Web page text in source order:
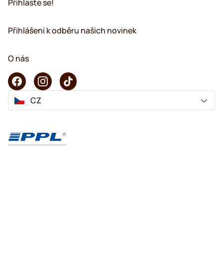
Přihlaste se!
Přihlášení k odběru našich novinek
O nás
CZ